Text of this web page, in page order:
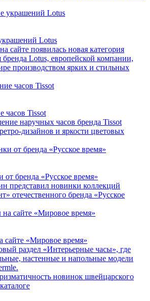
Lotus
сайте появилась новая категория
Lotus, европейской компании,
производством ярких и стильных
часов Tissot
наручных часов бренда Tissot
дизайнов и яркости цветовых
бренда «Русское время»
представил новинки коллекций
отечественного бренда «Русское
сайте «Мировое время»
раздел «Интерьерные часы», где
настенные и напольные модели